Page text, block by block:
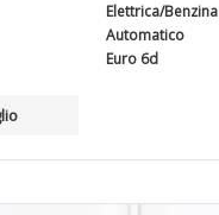
Elettrica/Benzina
Automatico
Euro 6d